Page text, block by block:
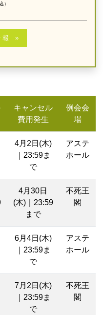
）
報 »
キャンセル
費用発生
例会会
場
4月2日(木)
｜23:59ま
で
アステ
ホール
4月30日
(木)｜23:59
まで
不死王
閣
6月4日(木)
｜23:59ま
で
アステ
ホール
7月2日(木)
｜23:59ま
で
不死王
閣